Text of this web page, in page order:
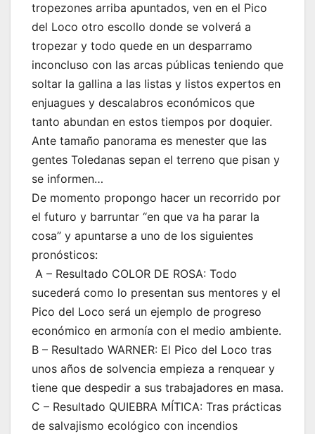
tropezones arriba apuntados, ven en el Pico
del Loco otro escollo donde se volverá a
tropezar y todo quede en un desparramo
inconcluso con las arcas públicas teniendo que
soltar la gallina a las listas y listos expertos en
enjuagues y descalabros económicos que
tanto abundan en estos tiempos por doquier.
Ante tamaño panorama es menester que las
gentes Toledanas sepan el terreno que pisan y
se informen…
De momento propongo hacer un recorrido por
el futuro y barruntar “en que va ha parar la
cosa” y apuntarse a uno de los siguientes
pronósticos:
A – Resultado COLOR DE ROSA: Todo
sucederá como lo presentan sus mentores y el
Pico del Loco será un ejemplo de progreso
económico en armonía con el medio ambiente.
B – Resultado WARNER: El Pico del Loco tras
unos años de solvencia empieza a renquear y
tiene que despedir a sus trabajadores en masa.
C – Resultado QUIEBRA MÍTICA: Tras prácticas
de salvajismo ecológico con incendios